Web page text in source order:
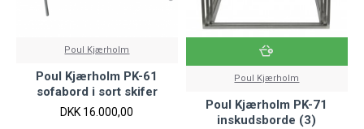
Poul Kjærholm
Poul Kjærholm PK-61
sofabord i sort skifer
DKK 16.000,00
Poul Kjærholm
Poul Kjærholm PK-71
inskudsborde (3)